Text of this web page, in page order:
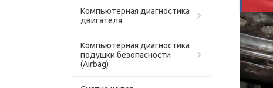
Компьютерная диагностика
двигателя
Компьютерная диагностика
подушки безопасности
(Airbag)